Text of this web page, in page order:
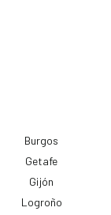
Burgos
Getafe
Gijón
Logroño